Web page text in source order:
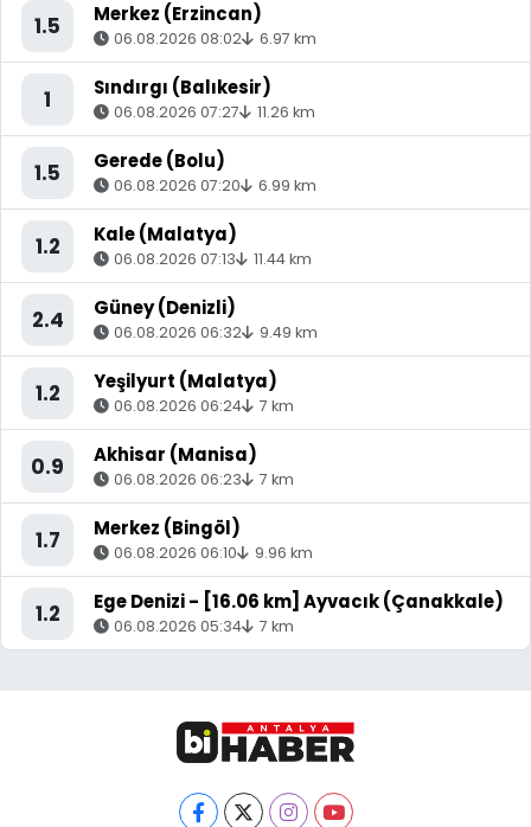
1.5 Merkez (Erzincan)
06.08.2026 08:02 6.97 km
1 Sındırgı (Balıkesir)
06.08.2026 07:27 11.26 km
1.5 Gerede (Bolu)
06.08.2026 07:20 6.99 km
1.2 Kale (Malatya)
06.08.2026 07:13 11.44 km
2.4 Güney (Denizli)
06.08.2026 06:32 9.49 km
1.2 Yeşilyurt (Malatya)
06.08.2026 06:24 7 km
0.9 Akhisar (Manisa)
06.08.2026 06:23 7 km
1.7 Merkez (Bingöl)
06.08.2026 06:10 9.96 km
1.2 Ege Denizi - [16.06 km] Ayvacık (Çanakkale)
06.08.2026 05:34 7 km